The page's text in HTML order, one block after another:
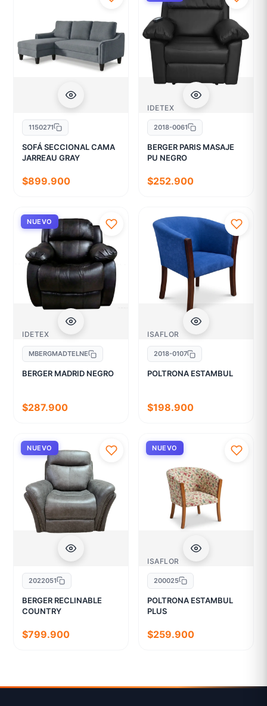
1150271
SOFÁ SECCIONAL CAMA
JARREAU GRAY
$899.900
IDETEX
2018-0061
BERGER PARIS MASAJE
PU NEGRO
$252.900
NUEVO
IDETEX
MBERGMADTELNE
BERGER MADRID NEGRO
$287.900
ISAFLOR
2018-0107
POLTRONA ESTAMBUL
$198.900
NUEVO
2022051
BERGER RECLINABLE
COUNTRY
$799.900
NUEVO
ISAFLOR
200025
POLTRONA ESTAMBUL
PLUS
$259.900